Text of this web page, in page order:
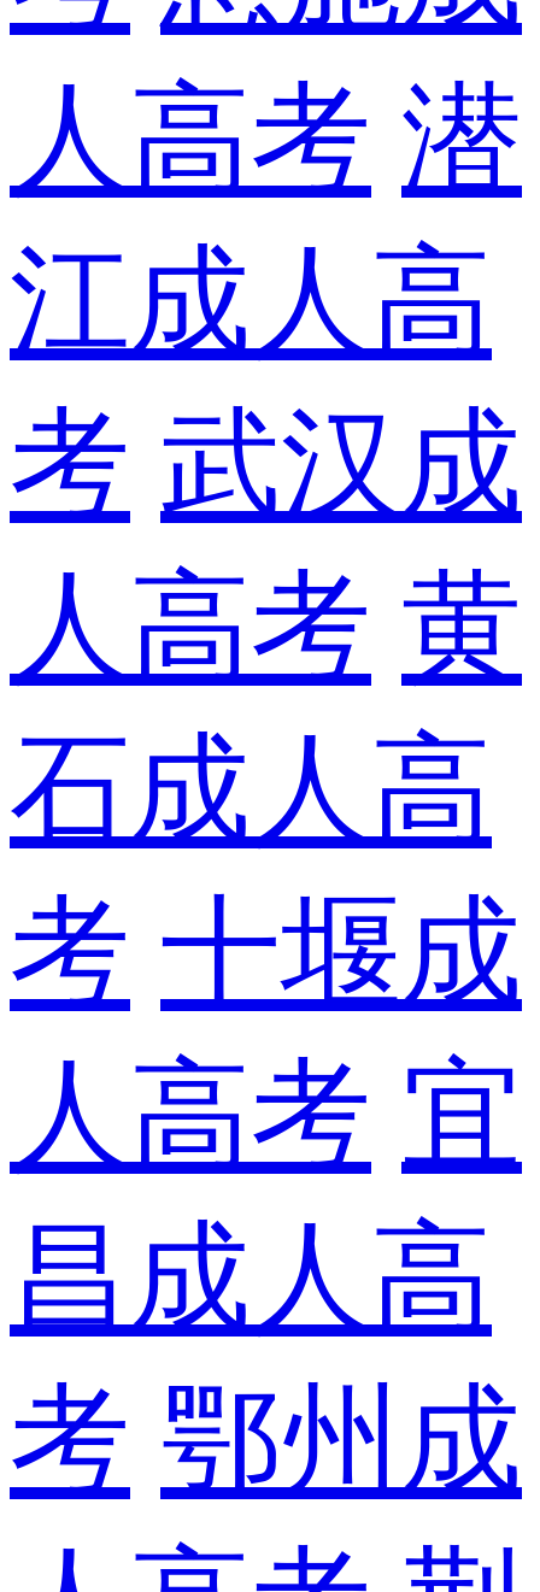
人高考 潜
江成人高
考 武汉成
人高考 黄
石成人高
考 十堰成
人高考 宜
昌成人高
考 鄂州成